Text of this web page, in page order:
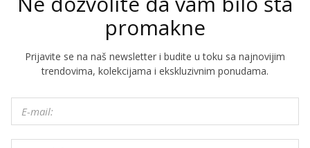
promakne
Prijavite se na naš newsletter i budite u toku sa najnovijim
trendovima, kolekcijama i ekskluzivnim ponudama.